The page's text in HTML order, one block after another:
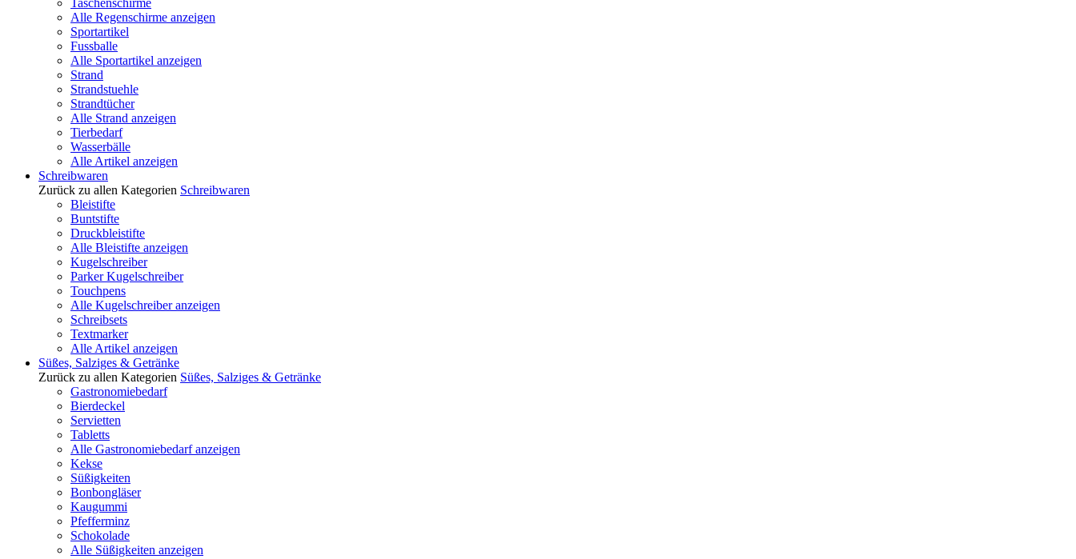
Taschenschirme
Alle Regenschirme anzeigen
Sportartikel
Fussballe
Alle Sportartikel anzeigen
Strand
Strandstuehle
Strandtücher
Alle Strand anzeigen
Tierbedarf
Wasserbälle
Alle Artikel anzeigen
Schreibwaren
Zurück zu allen Kategorien Schreibwaren
Bleistifte
Buntstifte
Druckbleistifte
Alle Bleistifte anzeigen
Kugelschreiber
Parker Kugelschreiber
Touchpens
Alle Kugelschreiber anzeigen
Schreibsets
Textmarker
Alle Artikel anzeigen
Süßes, Salziges & Getränke
Zurück zu allen Kategorien Süßes, Salziges & Getränke
Gastronomiebedarf
Bierdeckel
Servietten
Tabletts
Alle Gastronomiebedarf anzeigen
Kekse
Süßigkeiten
Bonbongläser
Kaugummi
Pfefferminz
Schokolade
Alle Süßigkeiten anzeigen